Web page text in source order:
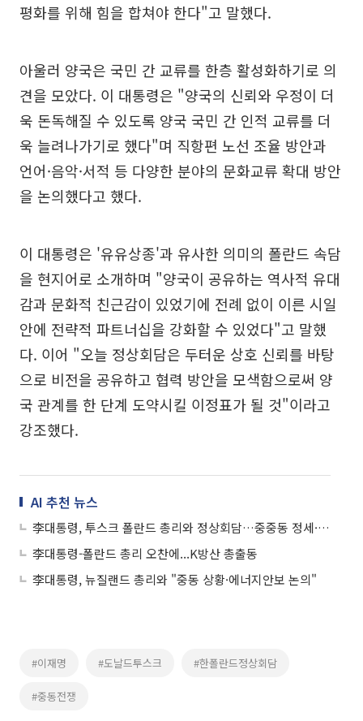
평화를 위해 힘을 합쳐야 한다"고 말했다.
아울러 양국은 국민 간 교류를 한층 활성화하기로 의
견을 모았다. 이 대통령은 "양국의 신뢰와 우정이 더
욱 돈독해질 수 있도록 양국 국민 간 인적 교류를 더
욱 늘려나가기로 했다"며 직항편 노선 조율 방안과
언어·음악·서적 등 다양한 분야의 문화교류 확대 방안
을 논의했다고 했다.
이 대통령은 '유유상종'과 유사한 의미의 폴란드 속담
을 현지어로 소개하며 "양국이 공유하는 역사적 유대
감과 문화적 친근감이 있었기에 전례 없이 이른 시일
안에 전략적 파트너십을 강화할 수 있었다"고 말했
다. 이어 "오늘 정상회담은 두터운 상호 신뢰를 바탕
으로 비전을 공유하고 협력 방안을 모색함으로써 양
국 관계를 한 단계 도약시킬 이정표가 될 것"이라고
강조했다.
AI 추천 뉴스
李대통령, 투스크 폴란드 총리와 정상회담…중중동 정세·방산 협력 논의
李대통령-폴란드 총리 오찬에...K방산 총출동
李대통령, 뉴질랜드 총리와 "중동 상황·에너지안보 논의"
#이재명 #도날드투스크 #한폴란드정상회담
#중동전쟁